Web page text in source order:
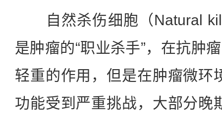
自然杀伤细胞（Natural
是肿瘤的“职业杀手”，在抗肿
轻重的作用，但是在肿瘤微环
功能受到严重挑战，大部分晚